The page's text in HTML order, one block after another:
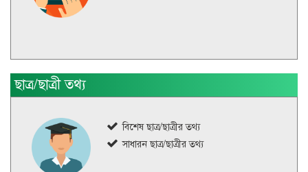
ছাত্র/ছাত্রী তথ্য
বিশেষ ছাত্র/ছাত্রীর তথ্য
সাধারন ছাত্র/ছাত্রীর তথ্য